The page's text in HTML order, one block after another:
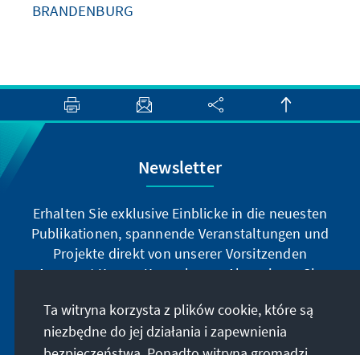
BRANDENBURG
Newsletter
Erhalten Sie exklusive Einblicke in die neuesten
Publikationen, spannende Veranstaltungen und
Projekte direkt von unserer Vorsitzenden
Annegret Kramp-Karrenbauer. Abonnieren Sie
auf dem Laufenden.
Ta witryna korzysta z plików cookie, które są
niezbędne do jej działania i zapewnienia